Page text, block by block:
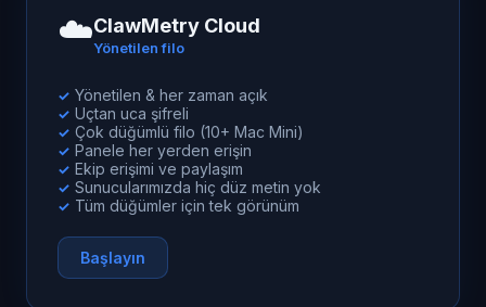
☁️ClawMetry Cloud
Yönetilen filo
✓ Yönetilen & her zaman açık
✓ Uçtan uca şifreli
✓ Çok düğümlü filo (10+ Mac Mini)
✓ Panele her yerden erişin
✓ Ekip erişimi ve paylaşım
✓ Sunucularımızda hiç düz metin yok
✓ Tüm düğümler için tek görünüm
Başlayın